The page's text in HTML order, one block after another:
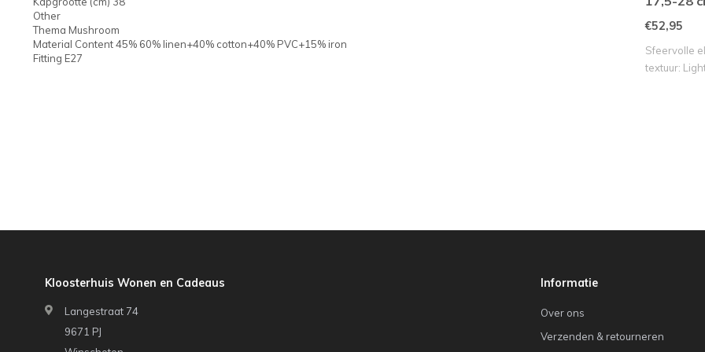
Other
Thema Mushroom
Material Content 45% 60% linen+40% cotton+40% PVC+15% iron
Fitting E27
bruin
€52,95
Sfeervolle
textuur:
Kloosterhuis Wonen en Cadeaus
Langestraat 74
9671 PJ
Informatie
Over ons
Verzenden & retourneren